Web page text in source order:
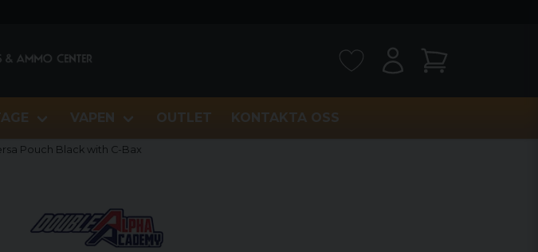
VAPEN OUTLET KONTAKTA OSS
Pouch Black with C-Bax